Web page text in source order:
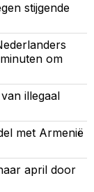
stijgende
om
illegaal
met Armenië
april door